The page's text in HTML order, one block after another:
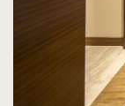
화재 경보